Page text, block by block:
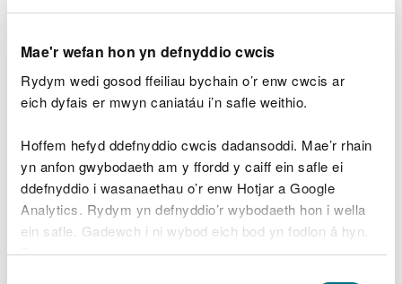
Mae'r wefan hon yn defnyddio cwcis
Rydym wedi gosod ffeiliau bychain o’r enw cwcis ar
eich dyfais er mwyn caniatáu i’n safle weithio.
Hoffem hefyd ddefnyddio cwcis dadansoddi. Mae’r rhain
yn anfon gwybodaeth am y ffordd y caiff ein safle ei
ddefnyddio i wasanaethau o’r enw Hotjar a Google
Analytics. Rydym yn defnyddio’r wybodaeth hon i wella
ein safle. Gadewch i ni wybod eich bod yn fodlon â hyn.
Byddwn yn defnyddio cwci i gadw eich dewis.
wrth drin tir
Asesiad risg SR2010No17
SR2008No22: 75kte - storio metel sgrap parod
i’r ffwrnais i'w adfer
Asesiad risg SR2008No22
SR2011No04:Trin pren gwastraff i'w adfer